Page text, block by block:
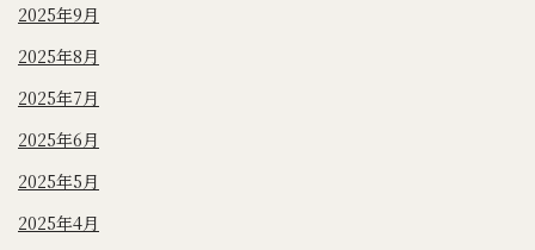
2025年9月
2025年8月
2025年7月
2025年6月
2025年5月
2025年4月